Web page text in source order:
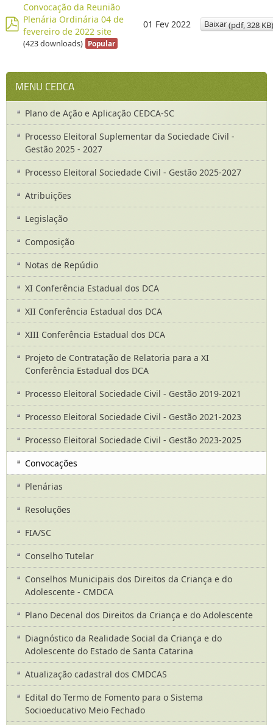
Convocação da Reunião
Plenária Ordinária 04 de
fevereiro de 2022 site
(423 downloads) Popular
01 Fev 2022 Baixar(pdf, 328 KB)
MENU CEDCA
Plano de Ação e Aplicação CEDCA-SC
Processo Eleitoral Suplementar da Sociedade Civil -
Gestão 2025 - 2027
Processo Eleitoral Sociedade Civil - Gestão 2025-2027
Atribuições
Legislação
Composição
Notas de Repúdio
XI Conferência Estadual dos DCA
XII Conferência Estadual dos DCA
XIII Conferência Estadual dos DCA
Projeto de Contratação de Relatoria para a XI
Conferência Estadual dos DCA
Processo Eleitoral Sociedade Civil - Gestão 2019-2021
Processo Eleitoral Sociedade Civil - Gestão 2021-2023
Processo Eleitoral Sociedade Civil - Gestão 2023-2025
Convocações
Plenárias
Resoluções
FIA/SC
Conselho Tutelar
Conselhos Municipais dos Direitos da Criança e do
Adolescente - CMDCA
Plano Decenal dos Direitos da Criança e do Adolescente
Diagnóstico da Realidade Social da Criança e do
Adolescente do Estado de Santa Catarina
Atualização cadastral dos CMDCAS
Edital do Termo de Fomento para o Sistema
Socioeducativo Meio Fechado